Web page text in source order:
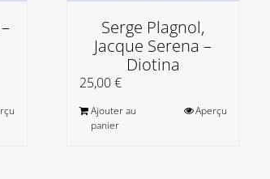
Serge Plagnol,
Jacque Serena –
Diotina
25,00€
Ajouter au
panier
Aperçu